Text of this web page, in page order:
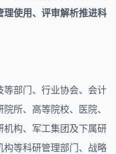
理使用、评审解析推进科
等部门、行业协会、会计
所、高等院校、医院、
机构、军工集团及下属研
构等科研管理部门、战略